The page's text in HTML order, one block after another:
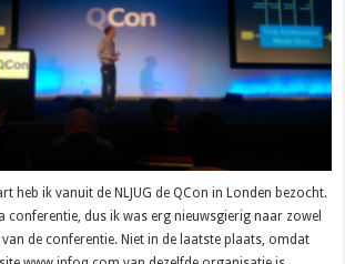
heb ik vanuit de NLJUG de QCon in Londen bezocht.
conferentie, dus ik was erg nieuwsgierig naar zowel
van de conferentie. Niet in de laatste plaats, omdat